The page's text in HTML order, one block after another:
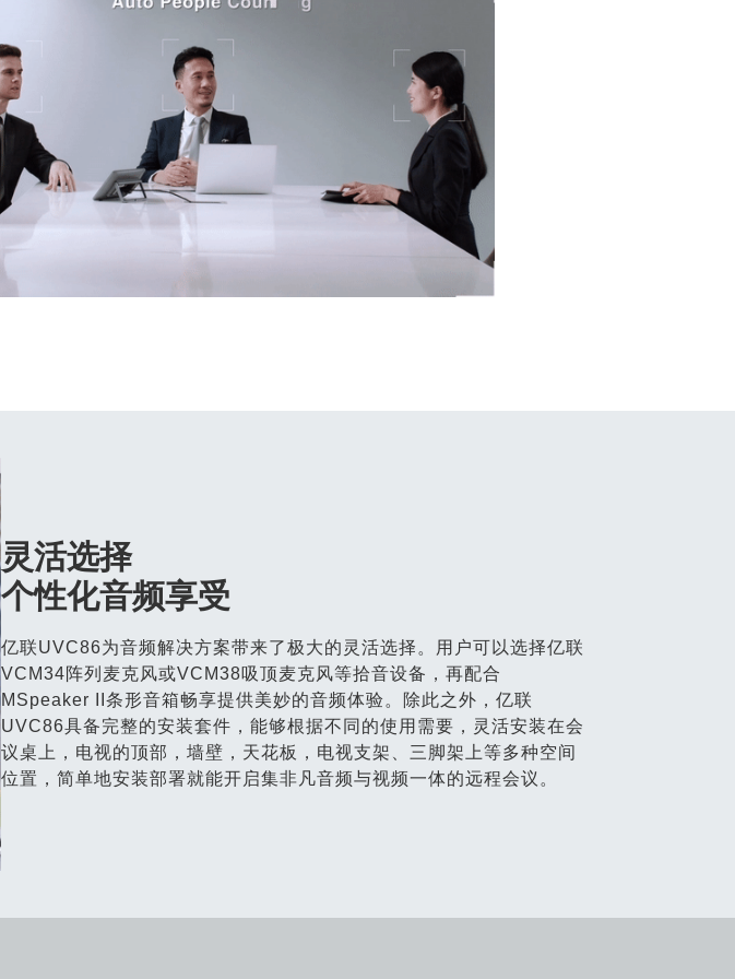
灵活选择
个性化音频享受
亿联UVC86为音频解决方案带来了极大的灵活选择。用户可以选择亿联
VCM34阵列麦克风或VCM38吸顶麦克风等拾音设备，再配合
MSpeaker II条形音箱畅享提供美妙的音频体验。除此之外，亿联
UVC86具备完整的安装套件，能够根据不同的使用需要，灵活安装在会
议桌上，电视的顶部，墙壁，天花板，电视支架、三脚架上等多种空间
位置，简单地安装部署就能开启集非凡音频与视频一体的远程会议。